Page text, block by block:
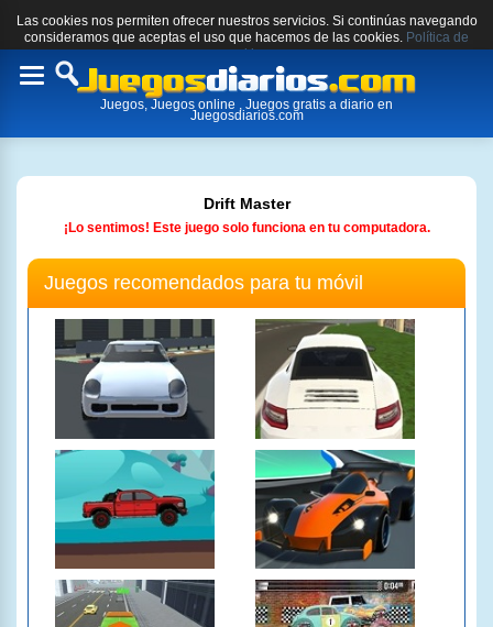
Las cookies nos permiten ofrecer nuestros servicios. Si continúas navegando
consideramos que aceptas el uso que hacemos de las cookies. Política de
cookies.
Toggle
Juegos, Juegos online , Juegos gratis a diario en
Juegosdiarios.com
Drift Master
¡Lo sentimos! Este juego solo funciona en tu computadora.
Juegos recomendados para tu móvil